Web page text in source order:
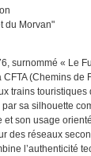
du Morvan"
surnommé « Le
(Chemins de
trains
sa silhouette
et son usage
des réseaux
l’authenticité